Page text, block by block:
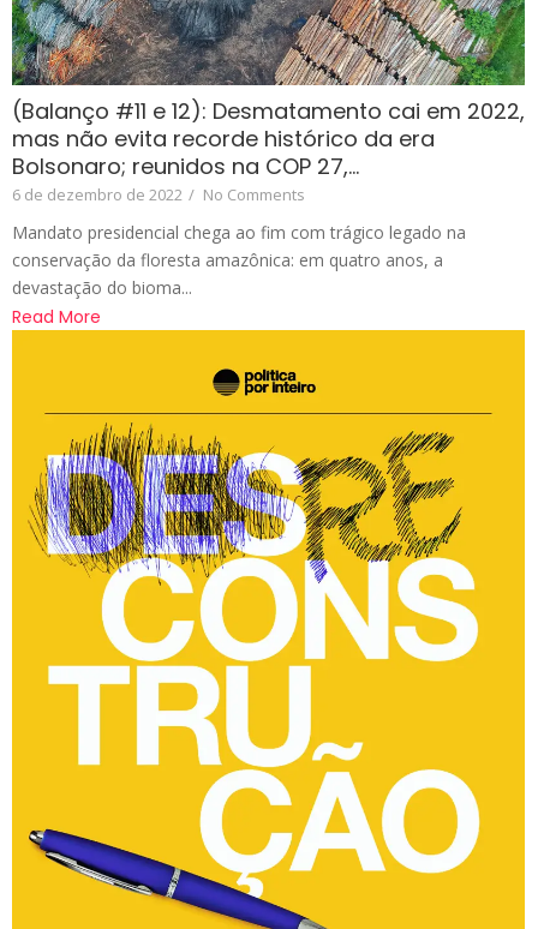
(Balanço #11 e 12): Desmatamento cai em 2022,
mas não evita recorde histórico da era
Bolsonaro; reunidos na COP 27,…
6 de dezembro de 2022 / No Comments
Mandato presidencial chega ao fim com trágico legado na
conservação da floresta amazônica: em quatro anos, a
devastação do bioma...
Read More